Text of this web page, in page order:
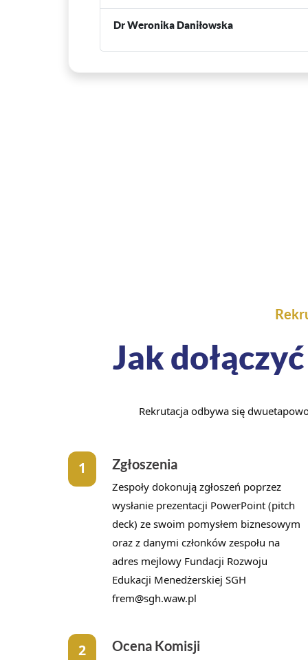
Dr Weronika Daniłowska
Jak
Rekrutacja odbywa się
1 Zgłoszenia
Zespoły dokonują zgłoszeń poprzez
wysłanie prezentacji PowerPoint (pitch
deck) ze swoim pomysłem biznesowym
oraz z danymi członków zespołu na
adres mejlowy Fundacji Rozwoju
Edukacji Menedżerskiej SGH
frem@sgh.waw.pl
2 Ocena Komisji